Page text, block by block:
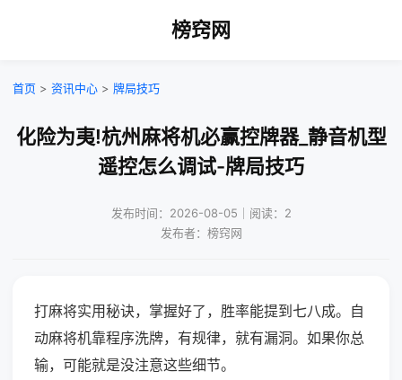
榜窍网
首页 > 资讯中心 > 牌局技巧
化险为夷!杭州麻将机必赢控牌器_静音机型
遥控怎么调试-牌局技巧
发布时间：2026-08-05｜阅读：2
发布者：榜窍网
打麻将实用秘诀，掌握好了，胜率能提到七八成。自
动麻将机靠程序洗牌，有规律，就有漏洞。如果你总
输，可能就是没注意这些细节。